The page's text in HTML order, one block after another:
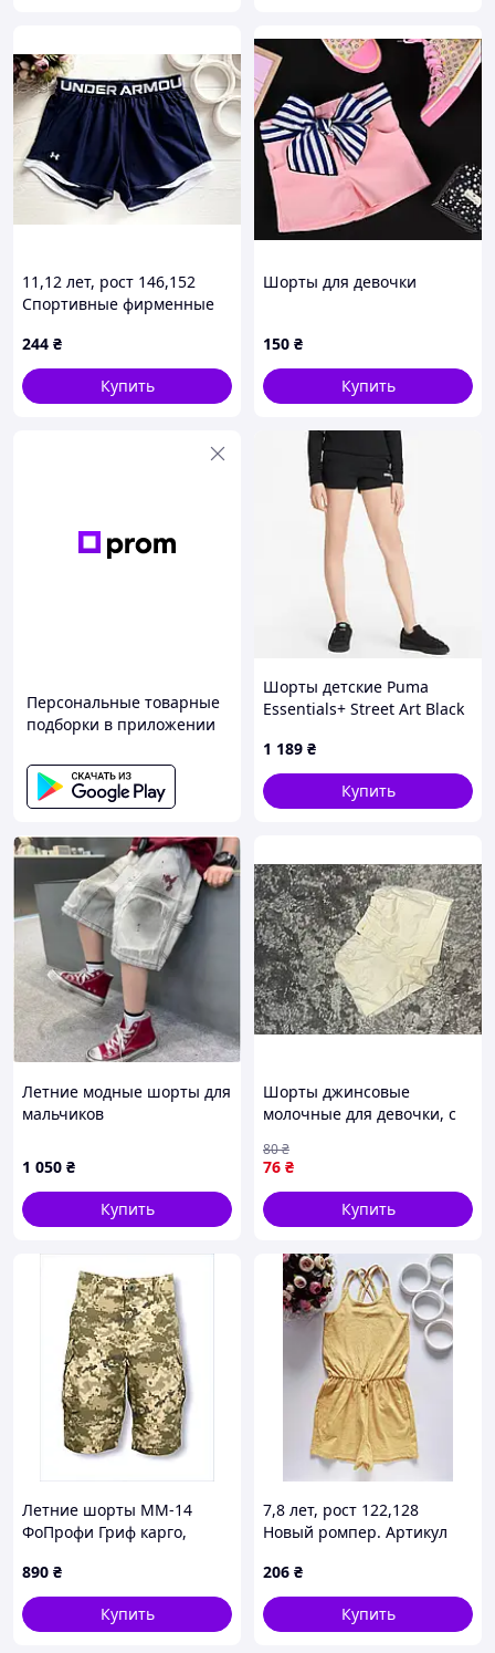
11,12 лет, рост 146,152
Спортивные фирменные
244 ₴
Купить
Шорты для девочки
150 ₴
Купить
Персональные товарные
подборки в приложении
Шорты детские Puma
Essentials+ Street Art Black
1 189 ₴
Купить
Летние модные шорты для
мальчиков
1 050 ₴
Купить
Шорты джинсовые
молочные для девочки, с
76 ₴
80₴
Купить
Летние шорты ММ-14
ФоПрофи Гриф карго,
890 ₴
Купить
7,8 лет, рост 122,128
Новый ромпер. Артикул
206 ₴
Купить